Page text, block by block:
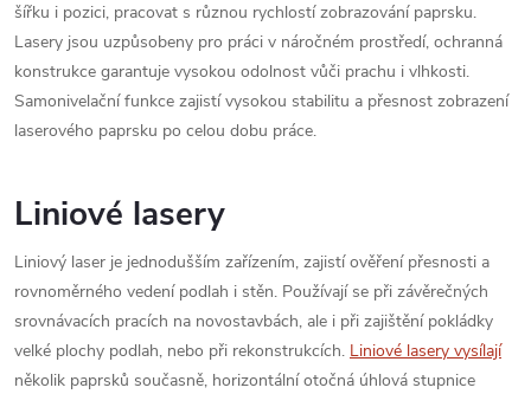
šířku i pozici, pracovat s různou rychlostí zobrazování paprsku.
Lasery jsou uzpůsobeny pro práci v náročném prostředí, ochranná
konstrukce garantuje vysokou odolnost vůči prachu i vlhkosti.
Samonivelační funkce zajistí vysokou stabilitu a přesnost zobrazení
laserového paprsku po celou dobu práce.
Liniové lasery
Liniový laser je jednodušším zařízením, zajistí ověření přesnosti a
rovnoměrného vedení podlah i stěn. Používají se při závěrečných
srovnávacích pracích na novostavbách, ale i při zajištění pokládky
velké plochy podlah, nebo při rekonstrukcích. Liniové lasery vysílají
několik paprsků současně, horizontální otočná úhlová stupnice